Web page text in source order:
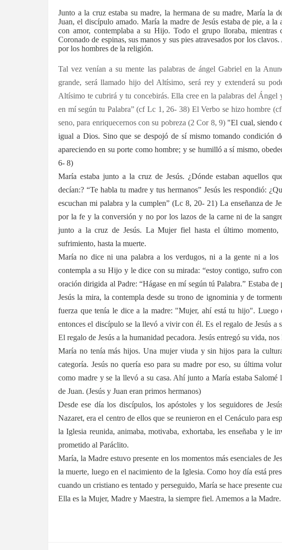
Junto a la cruz estaba su madre, la hermana de su madre, María la
Juan, el discípulo amado. María la madre de Jesús estaba de pie, a
con amor, contemplaba a su Hijo. Todo el grupo lloraba,
Coronado de espinas, sus manos y sus pies atravesados por los
por los hombres de la religión.
Tal vez venían a su mente las palabras de ángel Gabriel en la
grande, será llamado hijo del Altísimo, será rey y extenderá su
Altísimo te cubrirá y tu concebirás. Ella cree en la palabras del Ángel
en mí según tu Palabra” (cf Lc 1, 26- 38) El Verbo se hizo hombre
seno, para enriquecernos con su pobreza (2 Cor 8, 9) "El cual, siendo
igual a Dios. Sino que se despojó de sí mismo tomando condición
apareciendo en su porte como hombre; y se humilló a sí mismo,
6- 8)
María estaba junto a la cruz de Jesús. ¿Dónde estaban aquellos
decían:? “Te habla tu madre y tus hermanos” Jesús les respondió:
escuchan mi palabra y la cumplen” (Lc 8, 20- 21) La enseñanza de
por la fe y la conversión y no por los lazos de la carne ni de la
junto a la cruz de Jesús. La Mujer fiel hasta el último
sufrimiento, hasta la muerte.
María no dice ni una palabra a los verdugos, ni a la gente ni a los
contempla a su Hijo y le dice con su mirada: “estoy contigo, sufro
oración dirigida al Padre: “Hágase en mí según tú Palabra.” Estaba
Jesús la mira, la contempla desde su trono de ignominia y de
fuerza que tenía le dice a la madre: "Mujer, ahí está tu hijo". Luego
entonces el discípulo se la llevó a vivir con él. Es el regalo de Jesús a
El regalo de Jesús a la humanidad pecadora. Jesús entregó su vida,
María no tenía más hijos. Una mujer viuda y sin hijos para la
categoría. Jesús no quería eso para su madre por eso, su última
como madre y se la llevó a su casa. Ahí junto a María estaba Salomé
de Juan. (Jesús y Juan eran primos hermanos)
Desde ese día los discípulos, los apóstoles y los seguidores de
Nazaret, era el centro de ellos que se reunieron en el Cenáculo para
la Iglesia reunida, animaba, motivaba, exhortaba, les enseñaba y le
prometido al Paráclito.
María, la Madre estuvo presente en los momentos más esenciales de
la muerte, luego en el nacimiento de la Iglesia. Como hoy día está
cuando un cristiano es tentado y perseguido, María se hace presente
Ella es la Mujer, Madre y Maestra, la siempre fiel. Amemos a la Madre.